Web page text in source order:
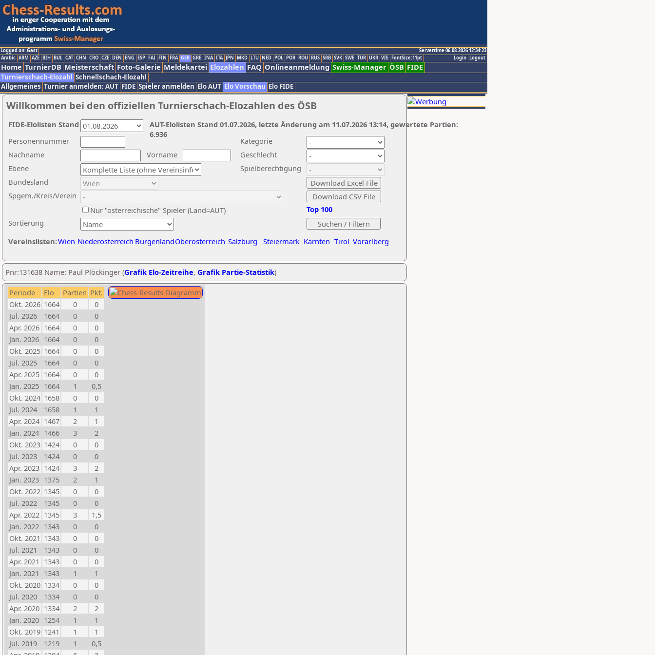
Logged on: Gast
Servertime 06.08.2026 12:34:23
Logout
Login
Arabic ARM AZE BIH BUL CAT CHN CRO CZE DEN ENG ESP FAI FIN FRA GER GRE INA ITA JPN MKD LTU NED POL POR ROU RUS SRB SVK SWE TUR UKR VIE FontSize:11pt
Home TurnierDB Meisterschaft Foto-Galerie Meldekartei Elozahlen FAQ Onlineanmeldung Swiss-Manager ÖSB FIDE
Turnierschach-Elozahl Schnellschach-Elozahl
Allgemeines Turnier anmelden: AUT FIDE Spieler anmelden Elo AUT Elo Vorschau Elo FIDE
Willkommen bei den offiziellen Turnierschach-Elozahlen des ÖSB
Nachname
Vorname
Ebene
Kategorie
Sortierung
Personennummer
Bundesland
Spgem./Kreis/Verein
Geschlecht
Nur "österreichische" Spieler (Land=AUT)
Spielberechtigung
Vereinslisten:Wien Niederösterreich BurgenlandOberösterreich Salzburg Steiermark Kärnten Tirol Vorarlberg
Top 100
AUT-Elolisten Stand 01.07.2026, letzte Änderung am 11.07.2026 13:14, gewertete Partien:
6.936
FIDE-Elolisten Stand
Pnr:131638 Name: Paul Plöckinger (Grafik Elo-Zeitreihe, Grafik Partie-Statistik)
Periode Elo Partien Pkt.
Okt. 2026 1664 0
0
Jul. 2026
1664 0
0
Apr. 2026 1664 0
0
Jan. 2026 1664 0
0
Okt. 2025 1664 0
0
Jul. 2025
1664 0
0
Apr. 2025 1664 0
0
Jan. 2025 1664 1
0,5
Okt. 2024 1658 0
0
Jul. 2024
1658 1
1
Apr. 2024 1467 2
1
Jan. 2024 1466 3
2
Okt. 2023 1424 0
0
Jul. 2023
1424 0
0
Apr. 2023 1424 3
2
Jan. 2023 1375 2
1
Okt. 2022 1345 0
0
Jul. 2022
1345 0
0
Apr. 2022 1345 3
1,5
Jan. 2022 1343 0
0
Okt. 2021 1343 0
0
Jul. 2021
1343 0
0
Apr. 2021 1343 0
0
Jan. 2021
1343 1
1
Okt. 2020 1334 0
0
Jul. 2020
1334 0
0
Apr. 2020 1334 2
2
Jan. 2020 1254 1
1
Okt. 2019 1241 1
1
Jul. 2019
1219 1
0,5